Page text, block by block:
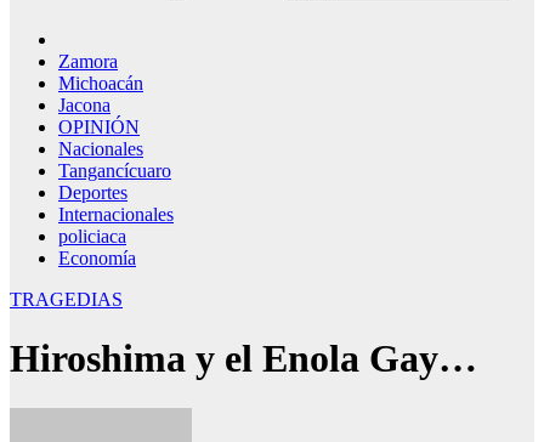
Zamora
Michoacán
Jacona
OPINIÓN
Nacionales
Tangancícuaro
Deportes
Internacionales
policiaca
Economía
TRAGEDIAS
Hiroshima y el Enola Gay…